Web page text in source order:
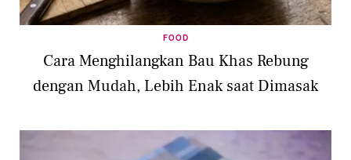
FOOD
Cara Menghilangkan Bau Khas Rebung
dengan Mudah, Lebih Enak saat Dimasak